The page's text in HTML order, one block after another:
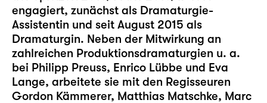
engagiert, zunächst als Dramaturgie-
Assistentin und seit August 2015 als
Dramaturgin. Neben der Mitwirkung an
zahlreichen Produktionsdramaturgien u. a.
bei Philipp Preuss, Enrico Lübbe und Eva
Lange, arbeitete sie mit den Regisseuren
Gordon Kämmerer, Matthias Matschke, Marc